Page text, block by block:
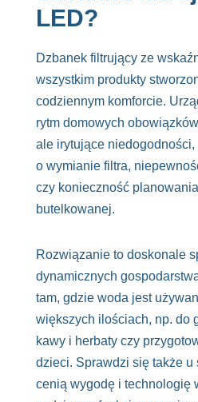
LED?
Dzbanek filtrujący ze
wszystkim produkty
codziennym komforcie.
rytm domowych
ale irytujące
o wymianie filtra,
czy konieczność
butelkowanej.
Rozwiązanie to doskonale
dynamicznych
tam, gdzie woda jest
większych ilościach, np. do
kawy i herbaty czy
dzieci. Sprawdzi się także u
cenią wygodę i technologię